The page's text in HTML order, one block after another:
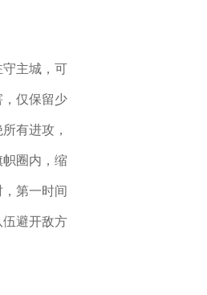
主城，可
仅保留少
有进攻，
圈内，缩
第一时间
避开敌方